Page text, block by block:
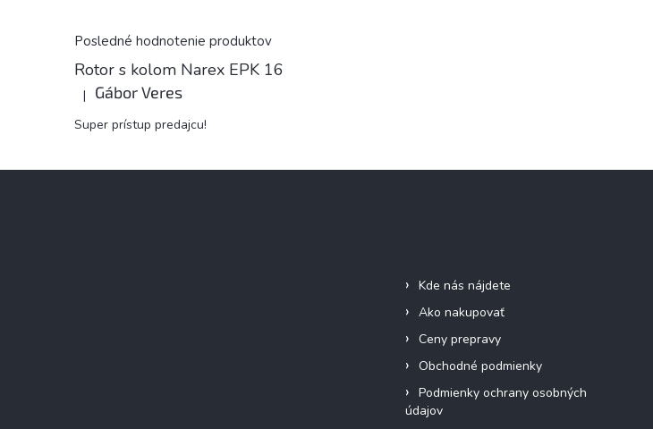
Posledné hodnotenie produktov
Rotor s kolom Narex EPK 16
Hodnotenie produktu je 5 z 5 hviezdičiek.
| Gábor Veres
Super prístup predajcu!
Kde nás nájdete
Ako nakupovať
Ceny prepravy
Obchodné podmienky
Podmienky ochrany osobných
údajov